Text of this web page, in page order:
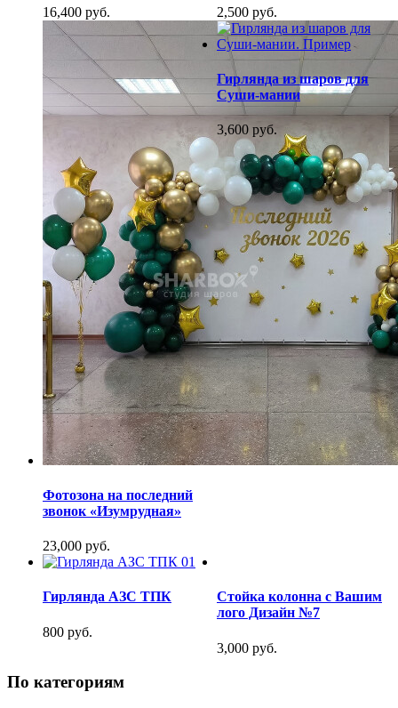
16,400 руб. 2,500 руб.
Фотозона на последний
звонок «Изумрудная»
23,000 руб.
Гирлянда из шаров для
Суши-мании
3,600 руб.
Гирлянда АЗС ТПК
800 руб.
Стойка колонна с Вашим
лого Дизайн №7
3,000 руб.
По категориям